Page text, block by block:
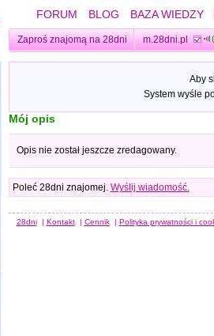
FORUM BLOG BAZA WIEDZY
Zaproś znajomą na 28dni m.28dni.pl
Aby
System wyśle
Mój opis
Opis nie został jeszcze zredagowany.
Poleć 28dni znajomej. Wyślij wiadomość.
28dni | Kontakt | Cennik | Polityka prywatności i